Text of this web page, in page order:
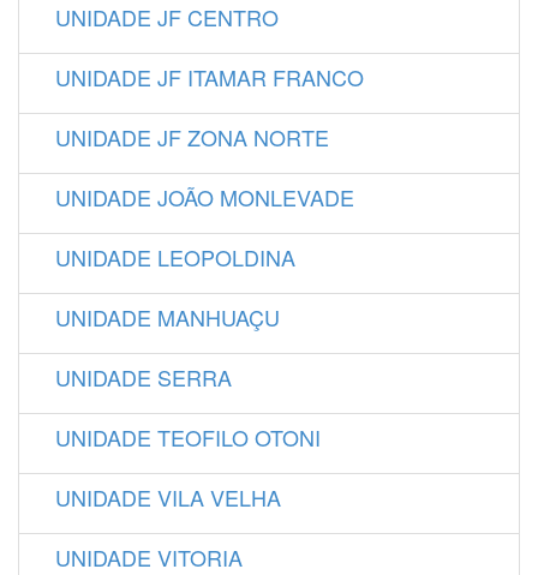
UNIDADE JF CENTRO
UNIDADE JF ITAMAR FRANCO
UNIDADE JF ZONA NORTE
UNIDADE JOÃO MONLEVADE
UNIDADE LEOPOLDINA
UNIDADE MANHUAÇU
UNIDADE SERRA
UNIDADE TEOFILO OTONI
UNIDADE VILA VELHA
UNIDADE VITORIA